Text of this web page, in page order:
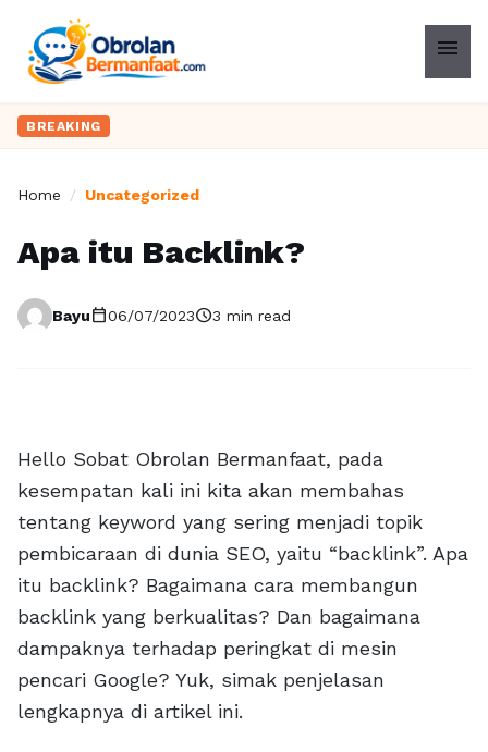
menu
BREAKING
Home / Uncategorized
Apa itu Backlink?
Bayucalendar_today06/07/2023schedule3 min read
Hello Sobat Obrolan Bermanfaat, pada
kesempatan kali ini kita akan membahas
tentang keyword yang sering menjadi topik
pembicaraan di dunia SEO, yaitu “backlink”. Apa
itu backlink? Bagaimana cara membangun
backlink yang berkualitas? Dan bagaimana
dampaknya terhadap peringkat di mesin
pencari Google? Yuk, simak penjelasan
lengkapnya di artikel ini.